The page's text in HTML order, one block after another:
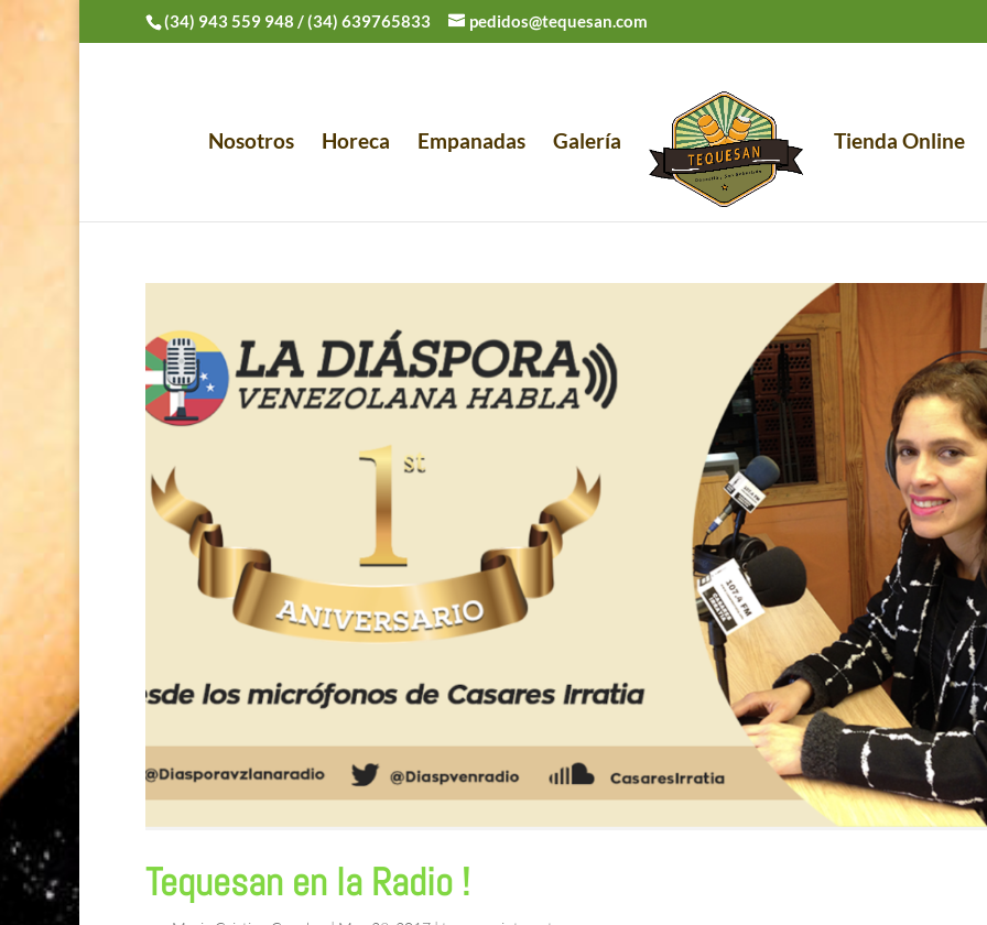
(34) 943 559 948 /(34) 639765833 pedidos@tequesan.com
Nosotros Horeca Empanadas Galería Tienda Online
Tequesan en la Radio !